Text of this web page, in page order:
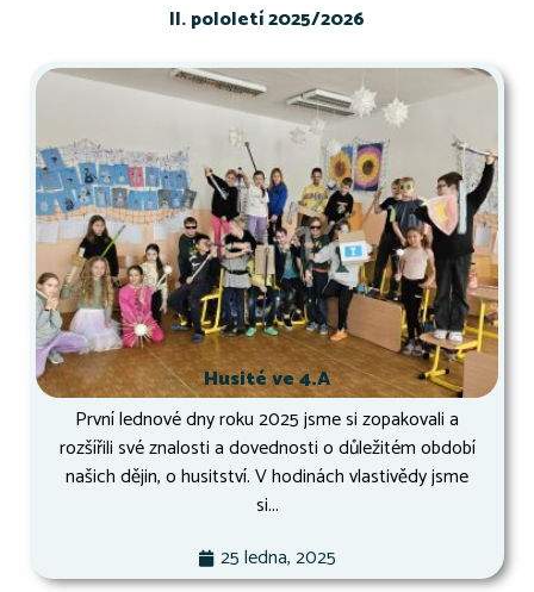
II. pololetí 2025/2026
Husité ve 4.A
První lednové dny roku 2025 jsme si zopakovali a
rozšířili své znalosti a dovednosti o důležitém období
našich dějin, o husitství. V hodinách vlastivědy jsme
si...
25 ledna, 2025